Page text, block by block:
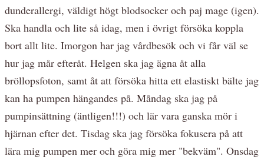
dunderallergi, väldigt högt blodsocker och paj mage (igen).
Ska handla och lite så idag, men i övrigt försöka koppla
bort allt lite. Imorgon har jag vårdbesök och vi får väl se
hur jag mår efteråt. Helgen ska jag ägna åt alla
bröllopsfoton, samt åt att försöka hitta ett elastiskt bälte jag
kan ha pumpen hängandes på. Måndag ska jag på
pumpinsättning (äntligen!!!) och lär vara ganska mör i
hjärnan efter det. Tisdag ska jag försöka fokusera på att
lära mig pumpen mer och göra mig mer "bekväm". Onsdag